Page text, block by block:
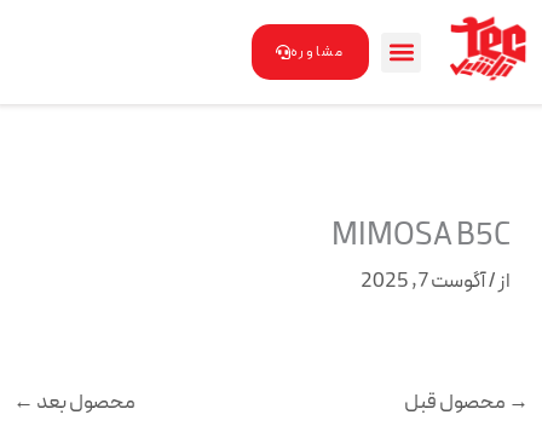
محتوا
مشاوره
MIMOSA B5C
از/آگوست 7, 2025
→ محصول قبل محصول بعد ←